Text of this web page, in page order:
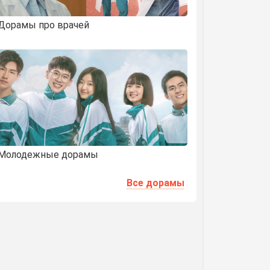
про врачей
дорамы
Все дорамы